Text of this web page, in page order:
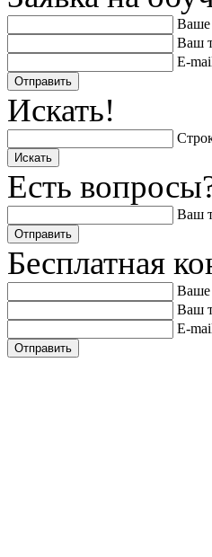
Ваше
Ваш
E-
Отправить
Искать!
Искать
Есть
Ваш
Отправить
Бесплатная
Ваше
Ваш
E-
Отправить